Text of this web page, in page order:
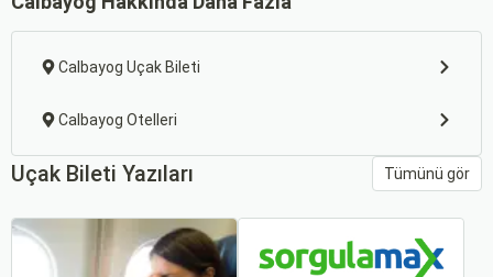
Calbayog Uçak Bileti
Calbayog Otelleri
Uçak Bileti Yazıları Tümünü gör